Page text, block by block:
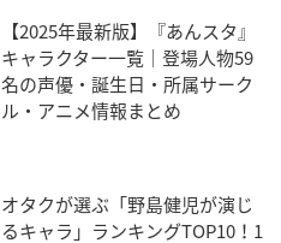
【2025年最新版】『あんスタ』
キャラクター一覧｜登場人物59
名の声優・誕生日・所属サーク
ル・アニメ情報まとめ
オタクが選ぶ「野島健児が演じ
るキャラ」ランキングTOP10！1